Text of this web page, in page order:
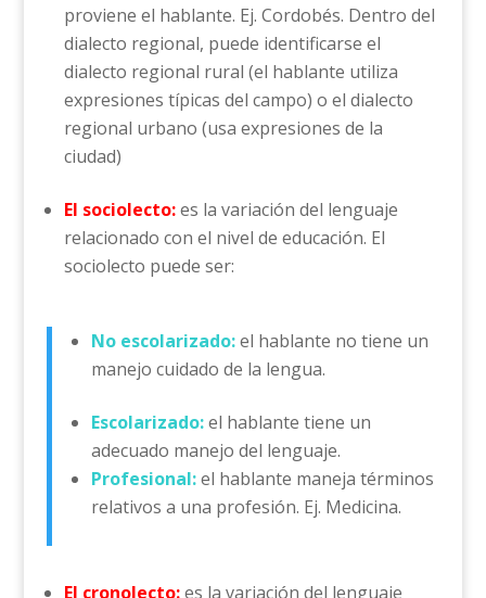
proviene el hablante. Ej. Cordobés. Dentro del
dialecto regional, puede identificarse el
dialecto regional rural (el hablante utiliza
expresiones típicas del campo) o el dialecto
regional urbano (usa expresiones de la
ciudad)
El sociolecto:es la variación del lenguaje
relacionado con el nivel de educación. El
sociolecto puede ser:
No escolarizado:el hablante no tiene un
manejo cuidado de la lengua.
Escolarizado:el hablante tiene un
adecuado manejo del lenguaje.
Profesional:el hablante maneja términos
relativos a una profesión. Ej. Medicina.
El cronolecto: es la variación del lenguaje